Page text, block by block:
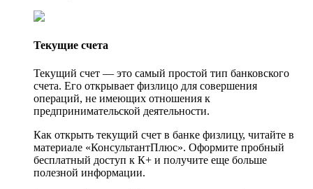
Текущие счета
Текущий счет — это самый простой тип банковского
счета. Его открывает физлицо для совершения
операций, не имеющих отношения к
предпринимательской деятельности.
Как открыть текущий счет в банке физлицу, читайте в
материале «КонсультантПлюс». Оформите пробный
бесплатный доступ к К+ и получите еще больше
полезной информации.